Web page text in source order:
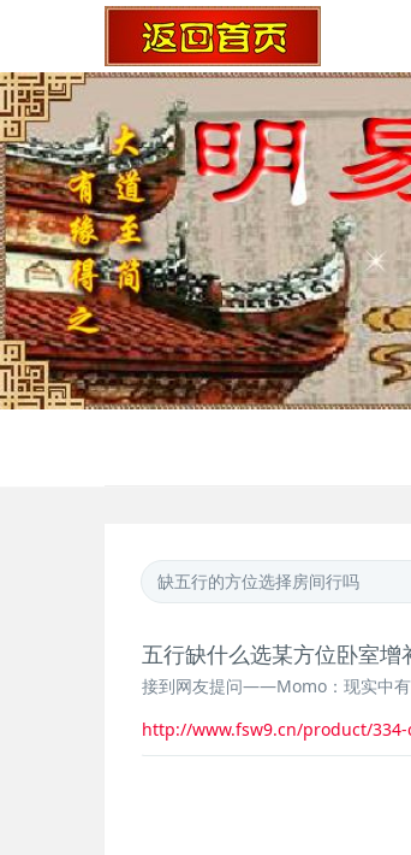
五行缺什么选某方位卧室增
接到网友提问——Momo：现实中有
http://www.fsw9.cn/product/